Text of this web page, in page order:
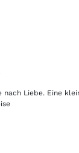
nach Liebe. Eine